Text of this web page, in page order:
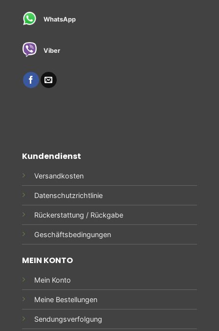
WhatsApp
Viber
Kundendienst
Versandkosten
Datenschutzrichtlinie
Rückerstattung / Rückgabe
Geschäftsbedingungen
MEIN KONTO
Mein Konto
Meine Bestellungen
Sendungsverfolgung